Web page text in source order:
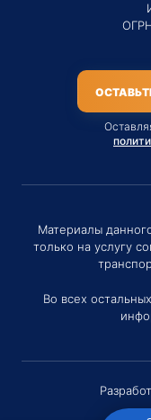
Материалы
только на услугу
Во всех